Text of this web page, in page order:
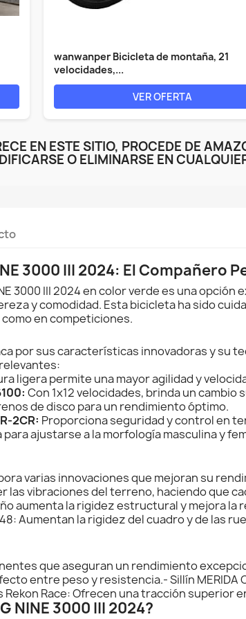
wanwanper Bicicleta de montaña, 21
velocidades,...
VER OFERTA
EN ESTE SITIO, PROCEDE DE
O ELIMINARSE EN
3000 III 2024: El Compañero
3000 III 2024 en color verde es una
y comodidad. Esta bicicleta ha sido
en competiciones.
por sus características innovadoras y su
ligera permite una mayor agilidad y
Con 1x12 velocidades, brinda un cambio
de disco para un rendimiento óptimo.
2CR: Proporciona seguridad y control en
para ajustarse a la morfología masculina y
varias innovaciones que mejoran su
vibraciones del terreno, haciendo que
aumenta la rigidez estructural y mejora
Aumentan la rigidez del cuadro y de las
que aseguran un rendimiento
entre peso y resistencia.- Sillín MERIDA
Race: Ofrecen una tracción superior
NINE 3000 III 2024?